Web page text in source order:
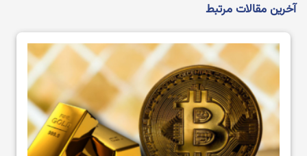
آخرین مقالات مرتبط